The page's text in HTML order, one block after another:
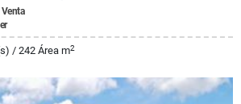
Venta
/ 242 Área m2